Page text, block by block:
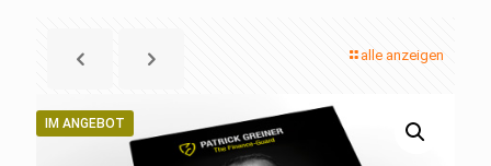
alle anzeigen
IM ANGEBOT